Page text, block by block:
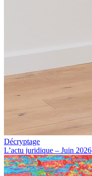
Décryptage
L’actu juridique – Juin 2026